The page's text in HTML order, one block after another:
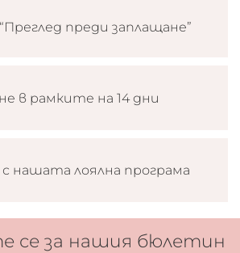
преди заплащане”
в рамките на 14 дни
нашата лоялна програма
се за нашия бюлетин